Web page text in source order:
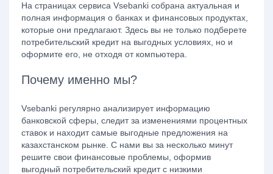
На страницах сервиса Vsebanki собрана актуальная и
полная информация о банках и финансовых продуктах,
которые они предлагают. Здесь вы не только подберете
потребительский кредит на выгодных условиях, но и
оформите его, не отходя от компьютера.
Почему именно мы?
Vsebanki регулярно анализирует информацию
банковской сферы, следит за изменениями процентных
ставок и находит самые выгодные предложения на
казахстанском рынке. С нами вы за несколько минут
решите свои финансовые проблемы, оформив
выгодный потребительский кредит с низкими